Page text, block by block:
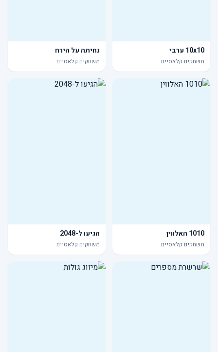
10x10 ערבי
משחקים קלאסיים
נחיתה על הירח
משחקים קלאסיים
1010 האלווין
משחקים קלאסיים
הגיעו ל-2048
משחקים קלאסיים